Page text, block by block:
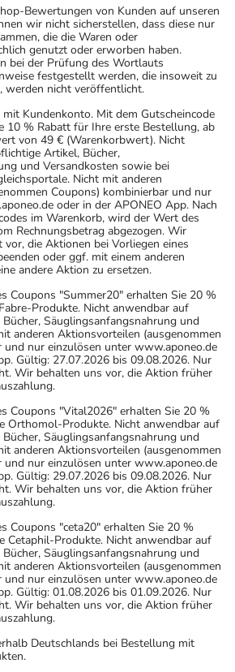
Bewertungen von Kunden auf unseren
wir nicht sicherstellen, dass diese nur
die die Waren oder
genutzt oder erworben haben.
bei der Prüfung des Wortlauts
festgestellt werden, die insoweit zu
werden nicht veröffentlicht.
Kundenkonto. Mit dem Gutscheincode
10 % Rabatt für Ihre erste Bestellung, ab
von 49 € (Warenkorbwert). Nicht
Artikel, Bücher,
und Versandkosten sowie bei
Nicht mit anderen
Coupons) kombinierbar und nur
oder in der APONEO App. Nach
im Warenkorb, wird der Wert des
Rechnungsbetrag abgezogen. Wir
vor, die Aktionen bei Vorliegen eines
oder ggf. mit einem anderen
andere Aktion zu ersetzen.
Coupons "Summer20" erhalten Sie 20 %
Produkte. Nicht anwendbar auf
Säuglingsanfangsnahrung und
anderen Aktionsvorteilen (ausgenommen
und nur einzulösen unter www.aponeo.de
Gültig: 27.07.2026 bis 09.08.2026. Nur
Wir behalten uns vor, die Aktion früher
Coupons "Vital2026" erhalten Sie 20 %
Orthomol-Produkte. Nicht anwendbar auf
Säuglingsanfangsnahrung und
anderen Aktionsvorteilen (ausgenommen
und nur einzulösen unter www.aponeo.de
Gültig: 29.07.2026 bis 09.08.2026. Nur
Wir behalten uns vor, die Aktion früher
Coupons "ceta20" erhalten Sie 20 %
Cetaphil-Produkte. Nicht anwendbar auf
Säuglingsanfangsnahrung und
anderen Aktionsvorteilen (ausgenommen
und nur einzulösen unter www.aponeo.de
Gültig: 01.08.2026 bis 01.09.2026. Nur
Wir behalten uns vor, die Aktion früher
Deutschlands bei Bestellung mit